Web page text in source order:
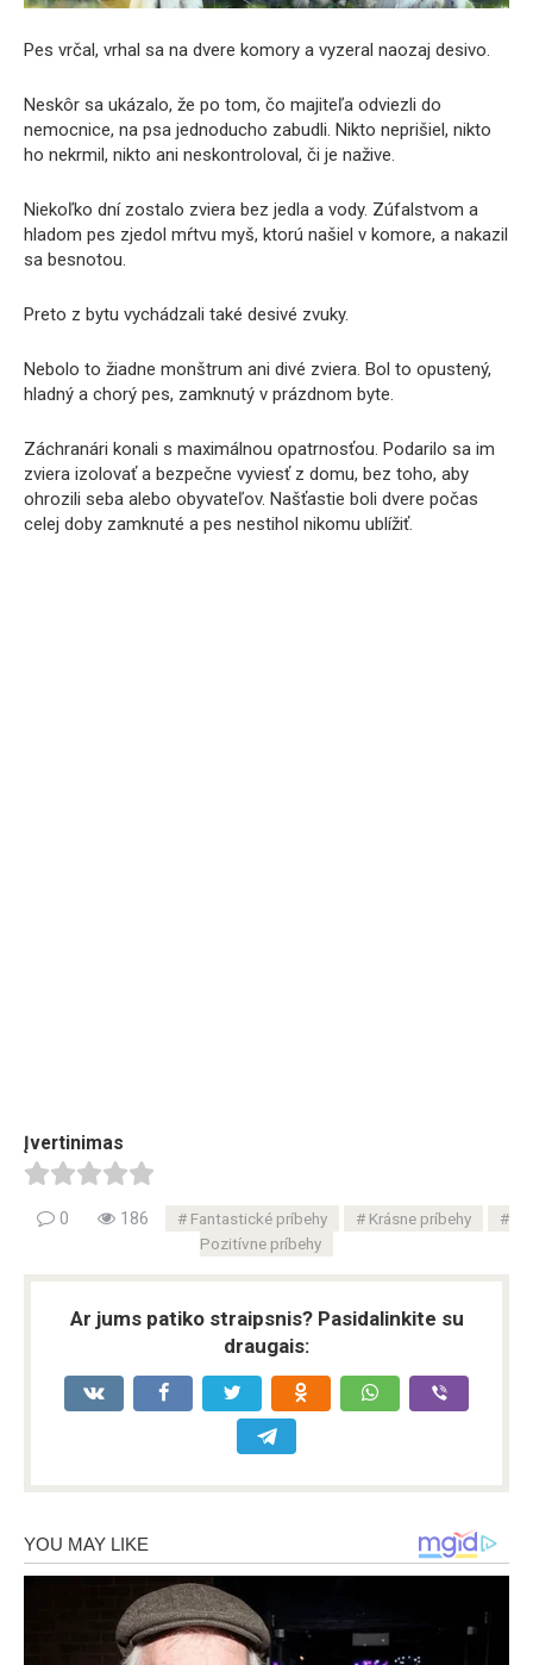
Pes vrčal, vrhal sa na dvere komory a vyzeral naozaj desivo.
Neskôr sa ukázalo, že po tom, čo majiteľa odviezli do
nemocnice, na psa jednoducho zabudli. Nikto neprišiel, nikto
ho nekrmil, nikto ani neskontroloval, či je nažive.
Niekoľko dní zostalo zviera bez jedla a vody. Zúfalstvom a
hladom pes zjedol mŕtvu myš, ktorú našiel v komore, a nakazil
sa besnotou.
Preto z bytu vychádzali také desivé zvuky.
Nebolo to žiadne monštrum ani divé zviera. Bol to opustený,
hladný a chorý pes, zamknutý v prázdnom byte.
Záchranári konali s maximálnou opatrnosťou. Podarilo sa im
zviera izolovať a bezpečne vyviesť z domu, bez toho, aby
ohrozili seba alebo obyvateľov. Našťastie boli dvere počas
celej doby zamknuté a pes nestihol nikomu ublížiť.
Įvertinimas
0 186 Fantastické príbehy
Krásne príbehy
Pozitívne príbehy
Ar jums patiko straipsnis? Pasidalinkite su
draugais: